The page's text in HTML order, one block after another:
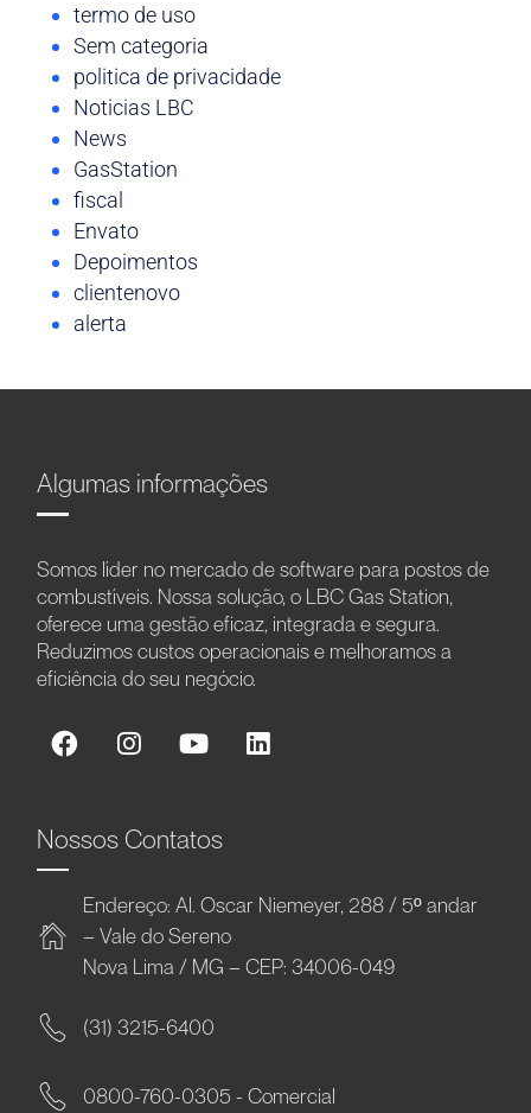
termo de uso
Sem categoria
politica de privacidade
Noticias LBC
News
GasStation
fiscal
Envato
Depoimentos
clientenovo
alerta
Algumas informações
Somos líder no mercado de software para postos de
combustíveis. Nossa solução, o LBC Gas Station,
oferece uma gestão eficaz, integrada e segura.
Reduzimos custos operacionais e melhoramos a
eficiência do seu negócio.
Nossos Contatos
Endereço: Al. Oscar Niemeyer, 288 / 5º andar
– Vale do Sereno
Nova Lima / MG – CEP: 34006-049
(31) 3215-6400
0800-760-0305 - Comercial